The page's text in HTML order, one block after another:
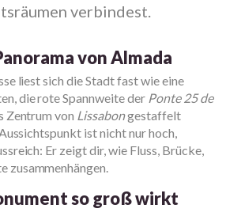
verbindest.
von Almada
liest sich die Stadt fast wie eine
die rote Spannweite der Ponte 25 de
Zentrum von Lissabongestaffelt
ist nicht nur hoch,
Er zeigt dir, wie Fluss, Brücke,
zusammenhängen.
so groß wirkt